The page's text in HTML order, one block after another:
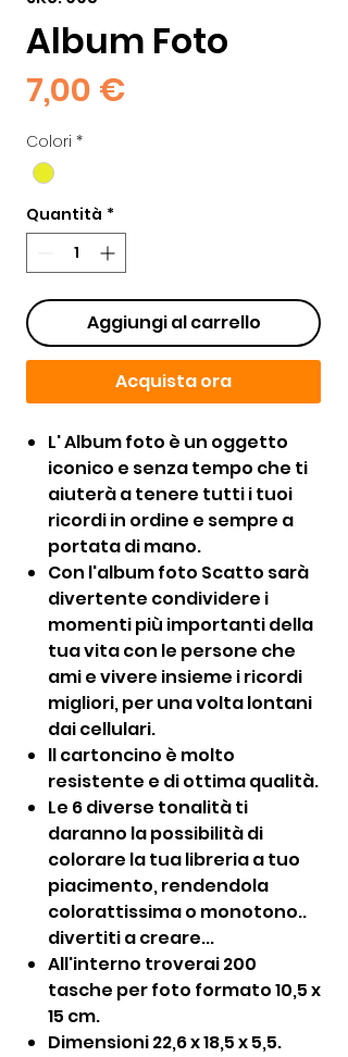
Album Foto
7,00 €
Colori *
Quantità *
Aggiungi al carrello
Acquista ora
L' Album foto è un oggetto
iconico e senza tempo che ti
aiuterà a tenere tutti i tuoi
ricordi in ordine e sempre a
portata di mano.
Con l'album foto Scatto sarà
divertente condividere i
momenti più importanti della
tua vita con le persone che
ami e vivere insieme i ricordi
migliori, per una volta lontani
dai cellulari.
ll cartoncino è molto
resistente e di ottima qualità.
Le 6 diverse tonalità ti
daranno la possibilità di
colorare la tua libreria a tuo
piacimento, rendendola
colorattissima o monotono..
divertiti a creare...
All'interno troverai 200
tasche per foto formato 10,5 x
15 cm.
Dimensioni 22,6 x 18,5 x 5,5.